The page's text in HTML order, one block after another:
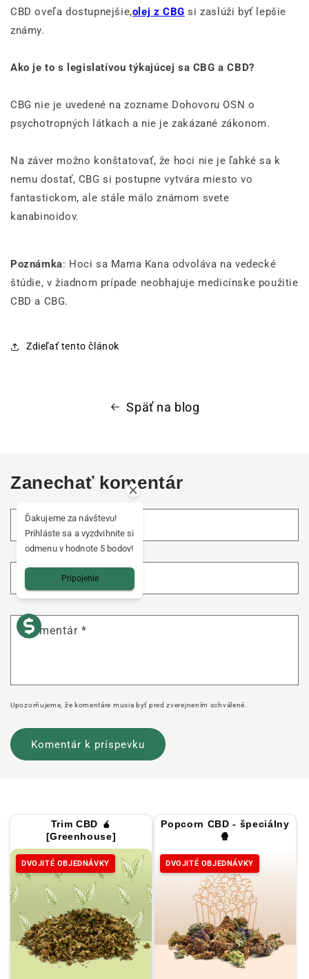
CBD oveľa dostupnejšie,olej z CBG si zaslúži byť lepšie
známy.
Ako je to s legislatívou týkajúcej sa CBG a CBD?
CBG nie je uvedené na zozname Dohovoru OSN o
psychotropných látkach a nie je zakázané zákonom.
Na záver možno konštatovať, že hoci nie je ľahké sa k
nemu dostať, CBG si postupne vytvára miesto vo
fantastickom, ale stále málo známom svete
kanabinoidov.
Poznámka: Hoci sa Mama Kana odvoláva na vedecké
štúdie, v žiadnom prípade neobhajuje medicínske použitie
CBD a CBG.
Zdieľať tento článok
Späť na blog
Zanechať komentár
Názov*
E-mail*
Komentár *
Upozorňujeme, že komentáre musia byť pred zverejnením schválené.
Trim CBD 🧉
[Greenhouse]
DVOJITÉ OBJEDNÁVKY
Popcorn CBD - špeciálny
🍿
DVOJITÉ OBJEDNÁVKY
Ďakujeme za návštevu!
Prihláste sa a vyzdvihnite si
odmenu v hodnote 5 bodov!
Pripojenie